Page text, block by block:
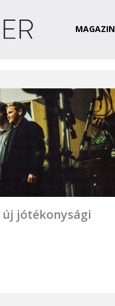
MAGAZIN
új jótékonysági